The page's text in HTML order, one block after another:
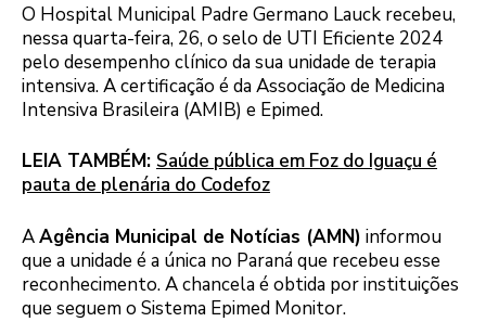
O Hospital Municipal Padre Germano Lauck recebeu,
nessa quarta-feira, 26, o selo de UTI Eficiente 2024
pelo desempenho clínico da sua unidade de terapia
intensiva. A certificação é da Associação de Medicina
Intensiva Brasileira (AMIB) e Epimed.
LEIA TAMBÉM: Saúde pública em Foz do Iguaçu é
pauta de plenária do Codefoz
AAgência Municipal de Notícias (AMN) informou
que a unidade é a única no Paraná que recebeu esse
reconhecimento. A chancela é obtida por instituições
que seguem o Sistema Epimed Monitor.